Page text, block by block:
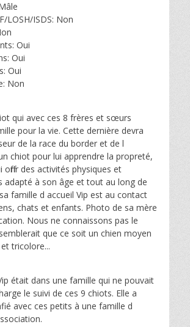
LOSH/ISDS: Non
Oui
Oui
Oui
Non
qui avec ces 8 frères et sœurs
pour la vie. Cette dernière devra
de la race du border et de l
chiot pour lui apprendre la propreté,
offrir des activités physiques et
adapté à son âge et tout au long de
famille d accueil Vip est au contact
chats et enfants. Photo de sa mère
Nous ne connaissons pas le
que ce soit un chien moyen
tricolore...
était dans une famille qui ne pouvait
le suivi de ces 9 chiots. Elle a
avec ces petits à une famille d